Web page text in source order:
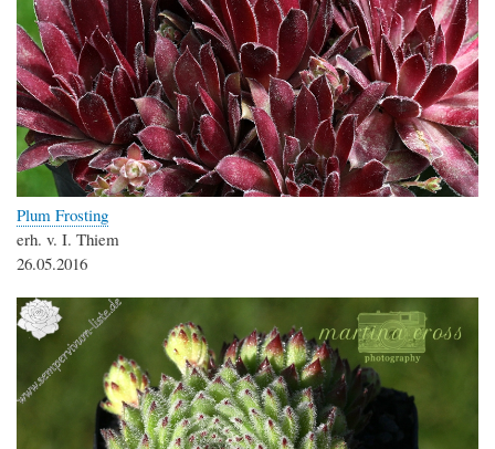
Plum Frosting
erh. v. I. Thiem
26.05.2016